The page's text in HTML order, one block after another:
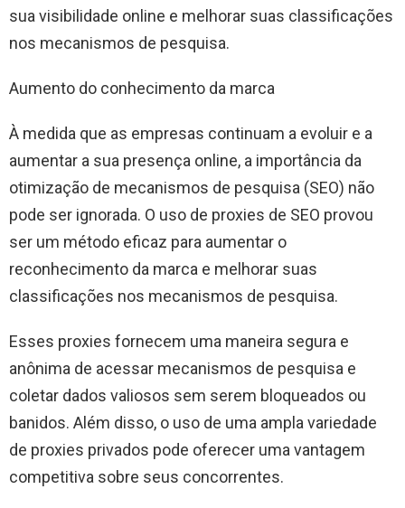
sua visibilidade online e melhorar suas classificações
nos mecanismos de pesquisa.
Aumento do conhecimento da marca
À medida que as empresas continuam a evoluir e a
aumentar a sua presença online, a importância da
otimização de mecanismos de pesquisa (SEO) não
pode ser ignorada. O uso de proxies de SEO provou
ser um método eficaz para aumentar o
reconhecimento da marca e melhorar suas
classificações nos mecanismos de pesquisa.
Esses proxies fornecem uma maneira segura e
anônima de acessar mecanismos de pesquisa e
coletar dados valiosos sem serem bloqueados ou
banidos. Além disso, o uso de uma ampla variedade
de proxies privados pode oferecer uma vantagem
competitiva sobre seus concorrentes.